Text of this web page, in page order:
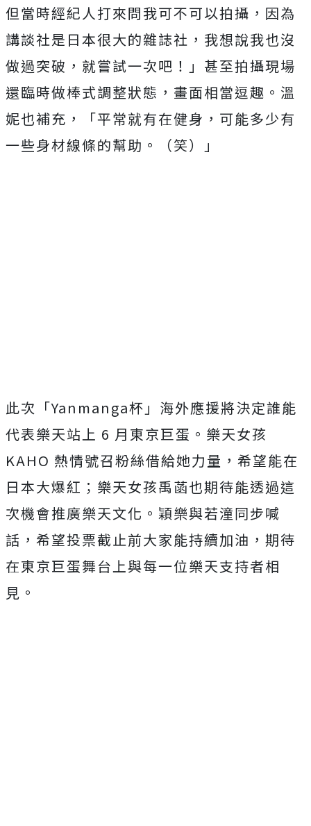
但當時經紀人打來問我可不可以拍攝，因為
講談社是日本很大的雜誌社，我想說我也沒
做過突破，就嘗試一次吧！」甚至拍攝現場
還臨時做棒式調整狀態，畫面相當逗趣。溫
妮也補充，「平常就有在健身，可能多少有
一些身材線條的幫助。（笑）」
此次「Yanmanga杯」海外應援將決定誰能
代表樂天站上 6 月東京巨蛋。樂天女孩
KAHO 熱情號召粉絲借給她力量，希望能在
日本大爆紅；樂天女孩禹菡也期待能透過這
次機會推廣樂天文化。穎樂與若潼同步喊
話，希望投票截止前大家能持續加油，期待
在東京巨蛋舞台上與每一位樂天支持者相
見。